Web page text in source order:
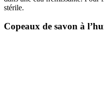
stérile.
Copeaux de savon à